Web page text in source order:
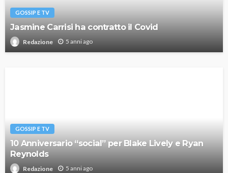
GOSSIP E TV
Jasmine Carrisi ha contratto il Covid
Redazione 5 anni ago
GOSSIP E TV
10 Anniversario “social” per Blake Lively e Ryan
Reynolds
Redazione 5 anni ago